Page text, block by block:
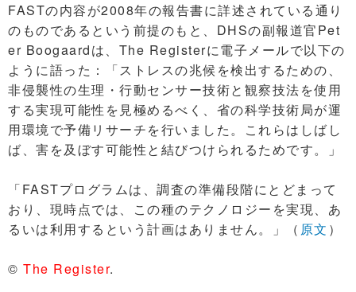
FASTの内容が2008年の報告書に詳述されている通り
のものであるという前提のもと、DHSの副報道官Pet
er Boogaardは、The Registerに電子メールで以下の
ように語った：「ストレスの兆候を検出するための、
非侵襲性の生理・行動センサー技術と観察技法を使用
する実現可能性を見極めるべく、省の科学技術局が運
用環境で予備リサーチを行いました。これらはしばし
ば、害を及ぼす可能性と結びつけられるためです。」
「FASTプログラムは、調査の準備段階にとどまって
おり、現時点では、この種のテクノロジーを実現、あ
るいは利用するという計画はありません。」（ 原文 ）
© The Register.